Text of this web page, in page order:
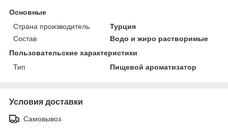
Основные
Страна производитель
Турция
Состав
Водо и жиро растворимые
Пользовательские характеристики
Тип
Пищевой ароматизатор
Условия доставки
Самовывоз